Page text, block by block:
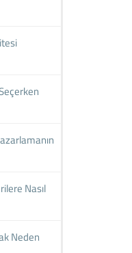
Nasıl
Neden